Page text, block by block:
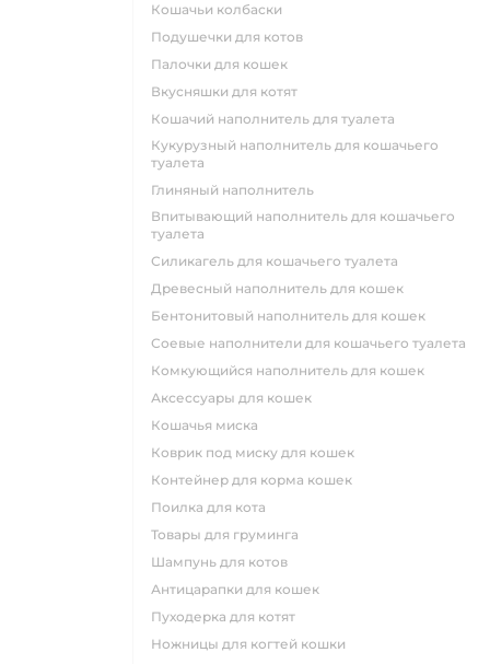
кошачьи колбаски
подушечки для котов
палочки для кошек
вкусняшки для котят
кошачий наполнитель для туалета
кукурузный наполнитель для кошачьего
туалета
глиняный наполнитель
впитывающий наполнитель для кошачьего
туалета
силикагель для кошачьего туалета
древесный наполнитель для кошек
бентонитовый наполнитель для кошек
соевые наполнители для кошачьего туалета
комкующийся наполнитель для кошек
аксессуары для кошек
кошачья миска
коврик под миску для кошек
контейнер для корма кошек
поилка для кота
товары для груминга
шампунь для котов
антицарапки для кошек
пуходерка для котят
ножницы для когтей кошки